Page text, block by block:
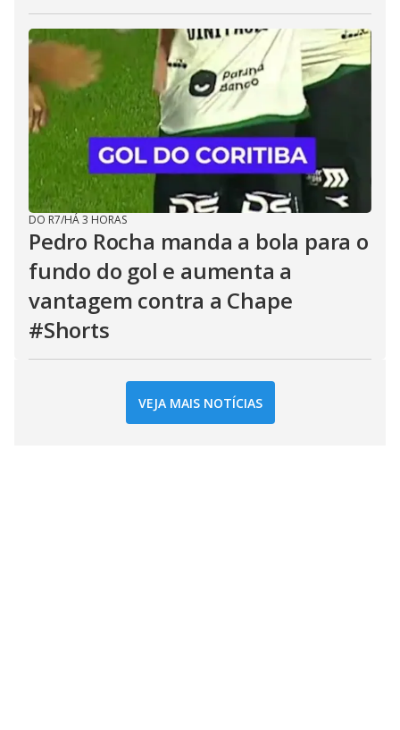
DO R7/HÁ 3 HORAS
Pedro Rocha manda a bola para o
fundo do gol e aumenta a
vantagem contra a Chape
#Shorts
VEJA MAIS NOTÍCIAS